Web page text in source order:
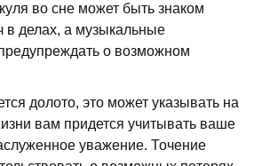
во сне может быть знаком
в делах, а музыкальные
о возможном
долото, это может указывать на
вам придется учитывать ваше
уважение. Точение